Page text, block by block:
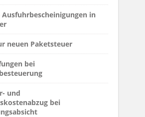
Ausfuhrbescheinigungen in
neuen Paketsteuer
bei
und
bei